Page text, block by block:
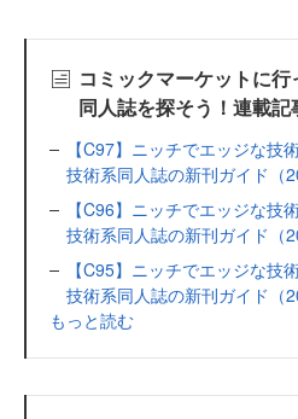
コミックマーケットに
同人誌を探そう！連載記
【C97】ニッチでエッジな技
技術系同人誌の新刊ガイド（
【C96】ニッチでエッジな技
技術系同人誌の新刊ガイド（
【C95】ニッチでエッジな技
技術系同人誌の新刊ガイド（
もっと読む